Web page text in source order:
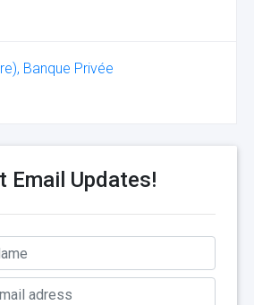
Banque Privée
Email Updates!